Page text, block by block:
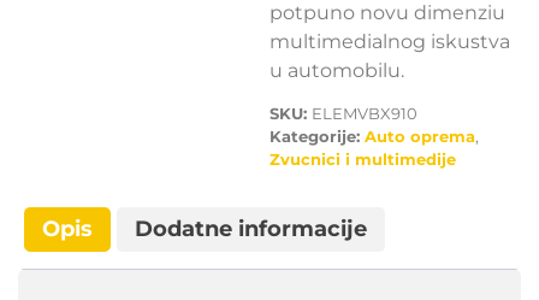
potpuno novu dimenziu
multimedialnog iskustva
u automobilu.
SKU: ELEMVBX910
Kategorije: Auto oprema,
Zvucnici i multimedije
Opis Dodatne informacije